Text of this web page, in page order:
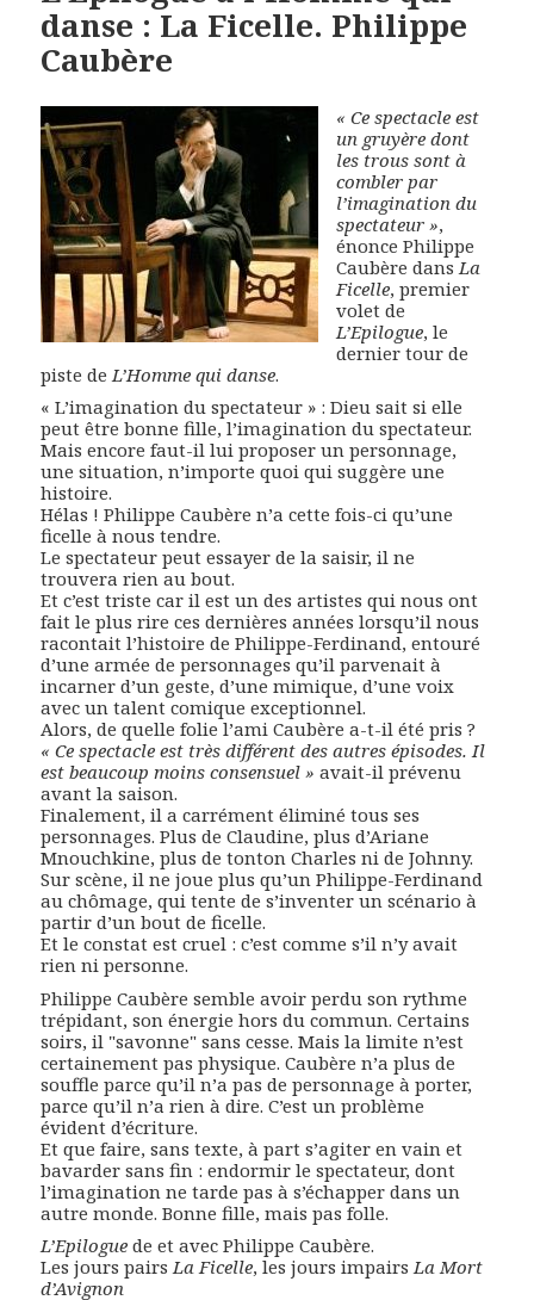
danse : La Ficelle. Philippe
Caubère
« Ce spectacle est
un gruyère dont
les trous sont à
combler par
l’imagination du
spectateur »,
énonce Philippe
Caubère dans La
Ficelle, premier
volet de
L’Epilogue, le
dernier tour de
piste de L’Homme qui danse.
« L’imagination du spectateur » : Dieu sait si elle
peut être bonne fille, l’imagination du spectateur.
Mais encore faut-il lui proposer un personnage,
une situation, n’importe quoi qui suggère une
histoire.
Hélas ! Philippe Caubère n’a cette fois-ci qu’une
ficelle à nous tendre.
Le spectateur peut essayer de la saisir, il ne
trouvera rien au bout.
Et c’est triste car il est un des artistes qui nous ont
fait le plus rire ces dernières années lorsqu’il nous
racontait l’histoire de Philippe-Ferdinand, entouré
d’une armée de personnages qu’il parvenait à
incarner d’un geste, d’une mimique, d’une voix
avec un talent comique exceptionnel.
Alors, de quelle folie l’ami Caubère a-t-il été pris ?
« Ce spectacle est très différent des autres épisodes. Il
est beaucoup moins consensuel » avait-il prévenu
avant la saison.
Finalement, il a carrément éliminé tous ses
personnages. Plus de Claudine, plus d’Ariane
Mnouchkine, plus de tonton Charles ni de Johnny.
Sur scène, il ne joue plus qu’un Philippe-Ferdinand
au chômage, qui tente de s’inventer un scénario à
partir d’un bout de ficelle.
Et le constat est cruel : c’est comme s’il n’y avait
rien ni personne.
Philippe Caubère semble avoir perdu son rythme
trépidant, son énergie hors du commun. Certains
soirs, il "savonne" sans cesse. Mais la limite n’est
certainement pas physique. Caubère n’a plus de
souffle parce qu’il n’a pas de personnage à porter,
parce qu’il n’a rien à dire. C’est un problème
évident d’écriture.
Et que faire, sans texte, à part s’agiter en vain et
bavarder sans fin : endormir le spectateur, dont
l’imagination ne tarde pas à s’échapper dans un
autre monde. Bonne fille, mais pas folle.
L’Epilogue de et avec Philippe Caubère.
Les jours pairs La Ficelle, les jours impairs La Mort
d’Avignon